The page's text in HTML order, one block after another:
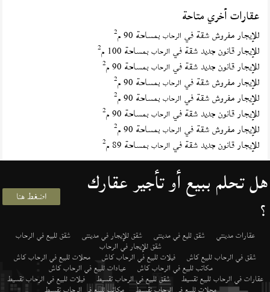
عقارات أخري متاحة
للإيجار مفروش شقة في الرحاب بمساحة 90 م 2
للإيجار قانون جديد شقة في الرحاب بمساحة 100 م 2
للإيجار قانون جديد شقة في الرحاب بمساحة 90 م 2
للإيجار مفروش شقة في الرحاب بمساحة 90 م 2
للإيجار مفروش شقة في الرحاب بمساحة 90 م 2
للإيجار قانون جديد شقة في الرحاب بمساحة 90 م 2
للإيجار مفروش شقة في الرحاب بمساحة 90 م 2
للإيجار قانون جديد شقة في الرحاب بمساحة 89 م 2
هل تحلم ببيع أو تأجير عقارك
؟ اضغط هنا
عقارات مدينتي شقق لليع في مدينتى شقق للإيجار في مدينتى شقق للبيع في الرحاب
شقق للإيجار في الرحاب
شقق في الرحاب للبيع كاش فيلات للبيع في الرحاب كاش محلات للبيع في الرحاب كاش
مكاتب للبيع في الرحاب كاش عيادات للبيع في الرحاب كاش
عقارات في الرحاب للبيع تقسيط شقق للبيع في الرحاب تقسيط فيلات للبيع في الرحاب تقسيط